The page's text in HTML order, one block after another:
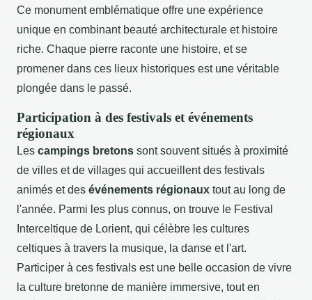
Ce monument emblématique offre une expérience
unique en combinant beauté architecturale et histoire
riche. Chaque pierre raconte une histoire, et se
promener dans ces lieux historiques est une véritable
plongée dans le passé.
Participation à des festivals et événements
régionaux
Les campings bretons sont souvent situés à proximité
de villes et de villages qui accueillent des festivals
animés et des événements régionaux tout au long de
l'année. Parmi les plus connus, on trouve le Festival
Interceltique de Lorient, qui célèbre les cultures
celtiques à travers la musique, la danse et l'art.
Participer à ces festivals est une belle occasion de vivre
la culture bretonne de manière immersive, tout en